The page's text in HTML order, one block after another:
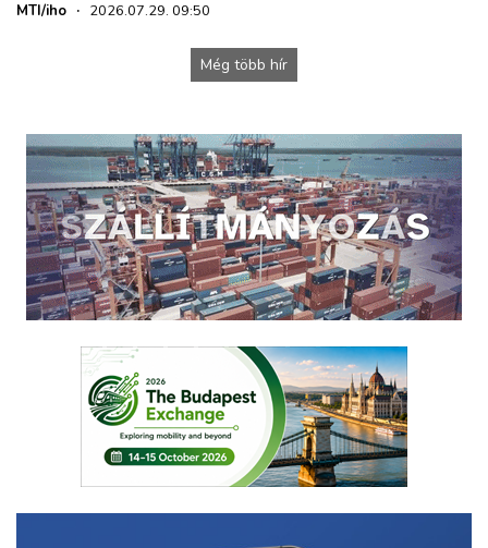
MTI/iho · 2026.07.29. 09:50
Még több hír